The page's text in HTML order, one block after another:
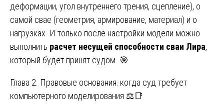
деформации, угол внутреннего трения, сцепление), о
самой свае (геометрия, армирование, материал) и о
нагрузках. И только после настройки модели можно
выполнить расчет несущей способности сваи Лира,
который будет принят судом. 🎯
Глава 2. Правовые основания: когда суд требует
компьютерного моделирования ⚖️📑